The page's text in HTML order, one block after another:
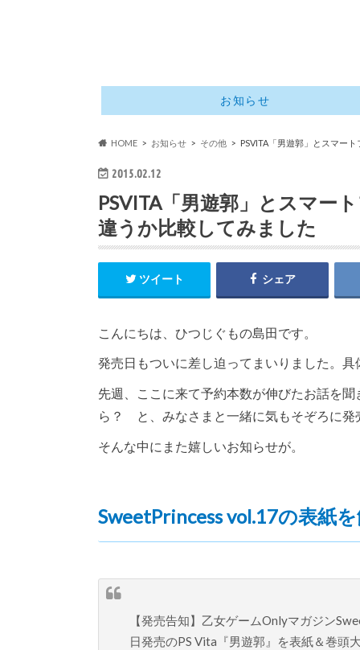
お知らせ
HOME お知らせ その他 PSVITA「男遊郭」とスマー
2015.02.12
PSVITA「男遊郭」とスマー
違うか比較してみました
ツイート シェア
こんにちは、ひつじぐもの島田です。
発売日もついに差し迫ってまいりました。
先週、ここに来て予約本数が伸びたお話を
ら？ と、みなさまと一緒に気もそぞろに発
そんな中にまた嬉しいお知らせが。
SweetPrincess vol.17の表紙
【発売告知】乙女ゲームOnlyマガジン
日発売のPS Vita『男遊郭』を表紙＆巻頭